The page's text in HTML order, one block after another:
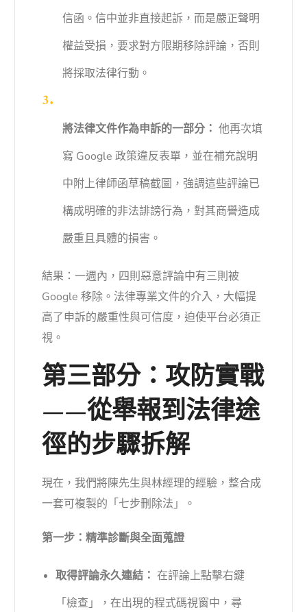
信函。信中並非直接起訴，而是嚴正聲明
權益受損，要求對方限期移除評論，否則
將採取法律行動。
將法律文件作為申訴的一部分： 他再次填
寫 Google 政策違反表單，並在補充說明
中附上律師函草稿截圖，強調這些評論已
構成明確的非法誹謗行為，對其商譽造成
嚴重且具體的損害。
結果：一週內，四則惡意評論中有三則被
Google 移除。法律專業文件的介入，大幅提
高了申訴的嚴重性與可信度，迫使平台必須正
視。
第三部分：攻防實戰
——從舉報到法律途
徑的步驟拆解
現在，我們將陳先生與林經理的經驗，整合成
一套可複製的「七步刪除法」。
第一步：精準診斷與全面蒐證
取得評論永久連結： 在評論上點擊右鍵
「檢查」，在出現的程式碼視窗中，尋